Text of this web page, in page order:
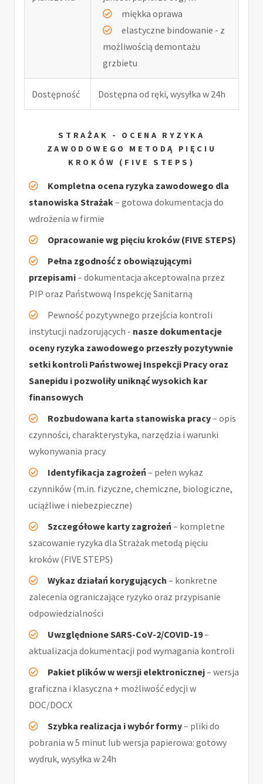
miękka oprawa
elastyczne bindowanie - z
możliwością demontażu
grzbietu
Dostępność Dostępna od ręki, wysyłka w 24h
STRAŻAK - OCENA RYZYKA
ZAWODOWEGO METODĄ PIĘCIU
KROKÓW (FIVE STEPS)
Kompletna ocena ryzyka zawodowego dla
stanowiska Strażak– gotowa dokumentacja do
wdrożenia w firmie
Opracowanie wg pięciu kroków (FIVE STEPS)
Pełna zgodność z obowiązującymi
przepisami– dokumentacja akceptowalna przez
PIP oraz Państwową Inspekcję Sanitarną
Pewność pozytywnego przejścia kontroli
instytucji nadzorujących - nasze dokumentacje
oceny ryzyka zawodowego przeszły pozytywnie
setki kontroli Państwowej Inspekcji Pracy oraz
Sanepidu i pozwoliły uniknąć wysokich kar
finansowych
Rozbudowana karta stanowiska pracy– opis
czynności, charakterystyka, narzędzia i warunki
wykonywania pracy
Identyfikacja zagrożeń– pełen wykaz
czynników (m.in. fizyczne, chemiczne, biologiczne,
uciążliwe i niebezpieczne)
Szczegółowe karty zagrożeń– kompletne
szacowanie ryzyka dla Strażak metodą pięciu
kroków (FIVE STEPS)
Wykaz działań korygujących – konkretne
zalecenia ograniczające ryzyko oraz przypisanie
odpowiedzialności
Uwzględnione SARS-CoV-2/COVID-19–
aktualizacja dokumentacji pod wymagania kontroli
Pakiet plików w wersji elektronicznej– wersja
graficzna i klasyczna + możliwość edycji w
DOC/DOCX
Szybka realizacja i wybór formy– pliki do
pobrania w 5 minut lub wersja papierowa: gotowy
wydruk, wysyłka w 24h